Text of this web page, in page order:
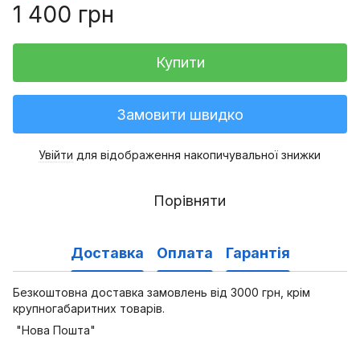
1 400 грн
Купити
Замовити швидко
Увійти для відображення накопичувальної знижки
Порівняти
Доставка Оплата Гарантія
Безкоштовна доставка замовлень від 3000 грн, крім
крупногабаритних товарів.
"Нова Пошта"